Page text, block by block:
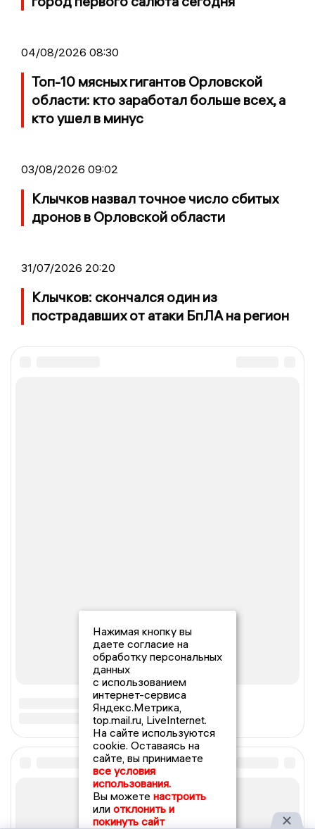
04/08/2026 08:30
Топ-10 мясных гигантов Орловской
области: кто заработал больше всех, а
кто ушел в минус
03/08/2026 09:02
Клычков назвал точное число сбитых
дронов в Орловской области
31/07/2026 20:20
Клычков: скончался один из
пострадавших от атаки БпЛА на регион
Нажимая кнопку вы
даете согласие на
обработку персональных
данных
с использованием
интернет-сервиса
Яндекс.Метрика,
top.mail.ru, LiveInternet.
На сайте используются
cookie. Оставаясь на
сайте, вы принимаете
все условия
использования.
Вы можете настроить
или отклонить и
покинуть сайт